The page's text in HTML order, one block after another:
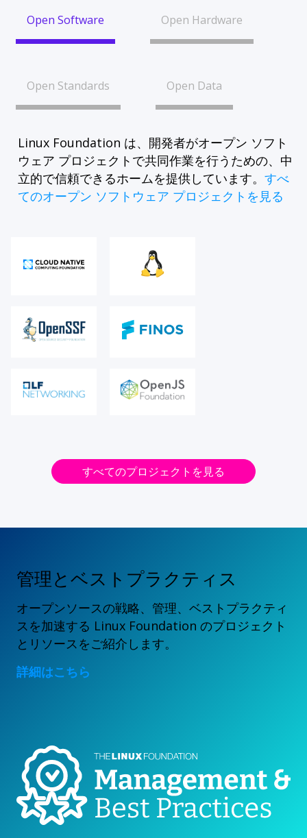
Open Software Open Hardware
Open Standards Open Data
Linux Foundation は、開発者がオープン ソフト
ウェア プロジェクトで共同作業を行うための、中
立的で信頼できるホームを提供しています。 すべ
てのオープン ソフトウェア プロジェクトを見る
すべてのプロジェクトを見る
管理とベストプラクティス
オープンソースの戦略、管理、ベストプラクティ
スを加速する Linux Foundation のプロジェクト
とリソースをご紹介します。
詳細はこちら